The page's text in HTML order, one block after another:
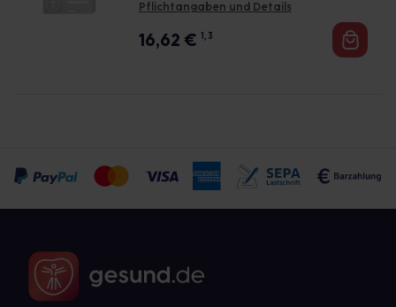
Pflichtangaben und Details
16,62 € 1, 3